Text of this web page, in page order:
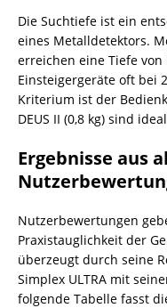
Die Suchtiefe ist ein
eines Metalldetektors.
erreichen eine Tiefe
Einsteigergeräte oft bei
Kriterium ist der
DEUS II (0,8 kg) sind
Ergebnisse aus
Nutzerbewertungen
Praxistauglichkeit der
überzeugt durch seine
Simplex ULTRA mit
folgende Tabelle fasst